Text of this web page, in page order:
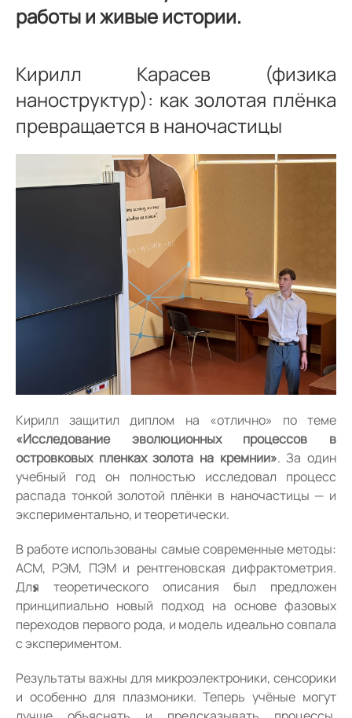
работы и живые истории.
Кирилл Карасев (физика
наноструктур): как золотая плёнка
превращается в наночастицы
Кирилл защитил диплом на «отлично» по теме
«Исследование эволюционных процессов в
островковых пленках золота на кремнии». За один
учебный год он полностью исследовал процесс
распада тонкой золотой плёнки в наночастицы — и
экспериментально, и теоретически.
В работе использованы самые современные методы:
АСМ, РЭМ, ПЭМ и рентгеновская дифрактометрия.
Для теоретического описания был предложен
принципиально новый подход на основе фазовых
переходов первого рода, и модель идеально совпала
с экспериментом.
Результаты важны для микроэлектроники, сенсорики
и особенно для плазмоники. Теперь учёные могут